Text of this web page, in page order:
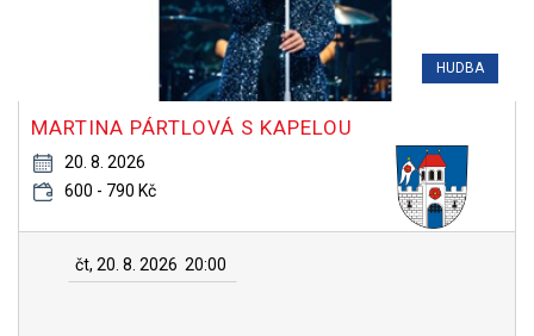
HUDBA
MARTINA PÁRTLOVÁ S KAPELOU
20. 8. 2026
600 - 790 Kč
čt, 20. 8. 2026 20:00